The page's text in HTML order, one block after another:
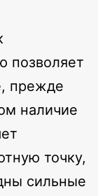
позволяет
прежде
наличие
точку,
сильные